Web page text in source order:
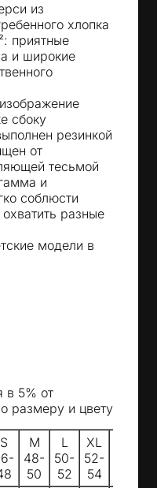
из
хлопка
приятные
и широкие
сбоку
резинкой
от
тесьмой
и
соблюсти
разные
модели в
в 5% от
размеру и цвету
S
M
48-
50
L
50-
52
XL
52-
54